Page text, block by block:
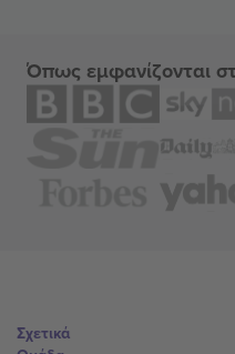
Όπως εμφανίζονται
Σχετικά